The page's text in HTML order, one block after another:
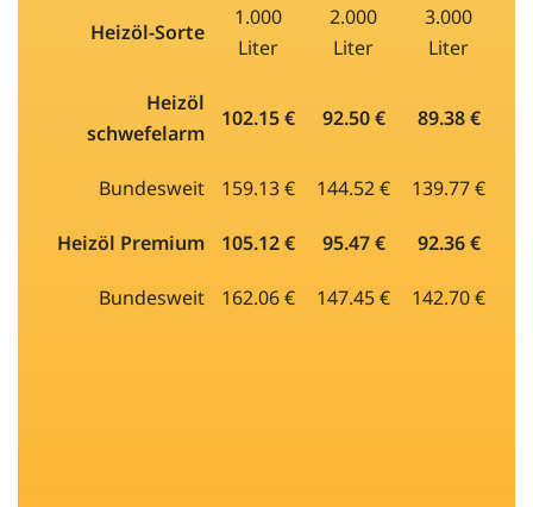
Heizöl-Sorte
1.000
Liter
2.000
Liter
3.000
Liter
Heizöl
schwefelarm
102.15 € 92.50 € 89.38 €
Bundesweit 159.13 € 144.52 € 139.77 €
Heizöl Premium 105.12 € 95.47 € 92.36 €
Bundesweit 162.06 € 147.45 € 142.70 €